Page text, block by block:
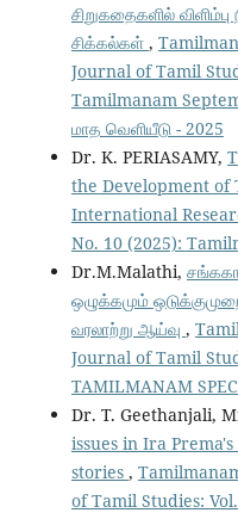
சிறுகதைகளில்
சிக்கல்கள் ,
Journal of Tamil
Tamilmanam
மாத வெளியீடு - 2025
Dr. K. PERIASAMY,
the Development of
International
No. 10 (2025):
Dr.M.Malathi,
ஒழுக்கமும்
வரலாற்று ஆய்வு ,
Journal of Tamil
TAMILMANAM
Dr. T. Geethanjali,
issues in Ira
stories ,
of Tamil Studies: